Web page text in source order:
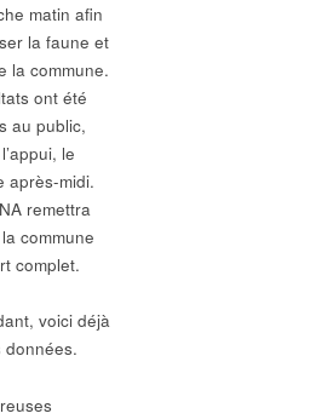
matin afin
la faune et
la commune.
ont été
au public,
le
après-midi.
remettra
commune
complet.
voici déjà
données.